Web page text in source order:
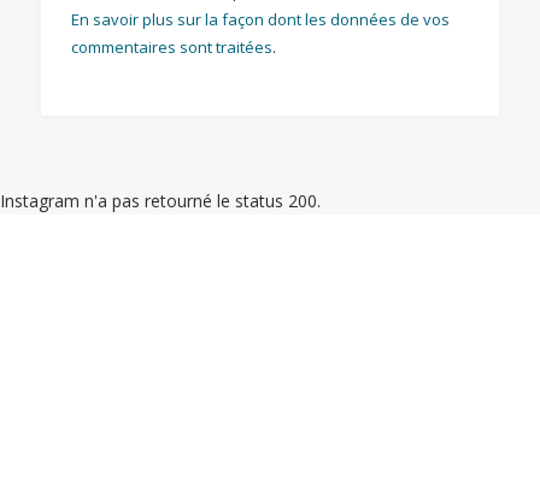
En savoir plus sur la façon dont les données de vos
commentaires sont traitées.
Instagram n'a pas retourné le status 200.